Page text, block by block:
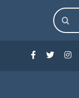
Cerca
per: